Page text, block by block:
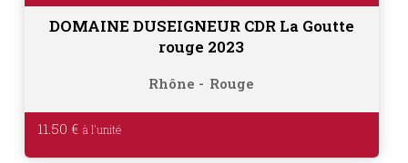
DOMAINE DUSEIGNEUR CDR La Goutte
rouge 2023
Rhône Rouge
11.50 €